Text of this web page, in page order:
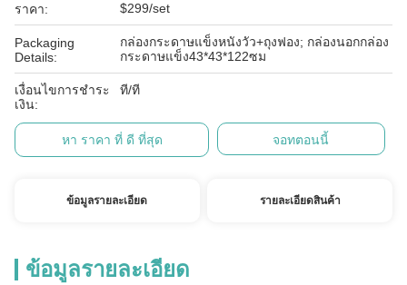
ราคา: $299/set
Packaging
Details:
กล่องกระดาษแข็งหนังวัว+ถุงฟอง; กล่องนอกกล่อง
กระดาษแข็ง43*43*122ซม
เงื่อนไขการชำระ
เงิน:
ที/ที
หา ราคา ที่ ดี ที่สุด จอทตอนนี้
ข้อมูลรายละเอียด รายละเอียดสินค้า
ข้อมูลรายละเอียด